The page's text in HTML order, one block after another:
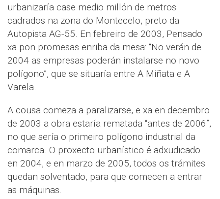
urbanizaría case medio millón de metros
cadrados na zona do Montecelo, preto da
Autopista AG-55. En febreiro de 2003, Pensado
xa pon promesas enriba da mesa: “No verán de
2004 as empresas poderán instalarse no novo
polígono”, que se situaría entre A Miñata e A
Varela.
A cousa comeza a paralizarse, e xa en decembro
de 2003 a obra estaría rematada “antes de 2006”,
no que sería o primeiro polígono industrial da
comarca. O proxecto urbanístico é adxudicado
en 2004, e en marzo de 2005, todos os trámites
quedan solventado, para que comecen a entrar
as máquinas.